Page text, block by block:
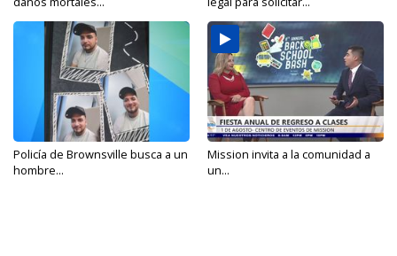
Policía de Brownsville busca a un
hombre...
Mission invita a la comunidad a
un...